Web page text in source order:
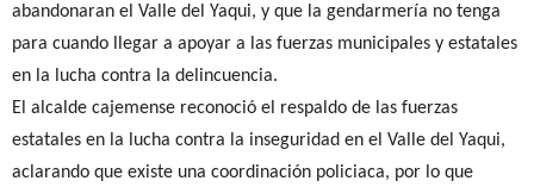
abandonaran el Valle del Yaqui, y que la gendarmería no tenga
para cuando llegar a apoyar a las fuerzas municipales y estatales
en la lucha contra la delincuencia.
El alcalde cajemense reconoció el respaldo de las fuerzas
estatales en la lucha contra la inseguridad en el Valle del Yaqui,
aclarando que existe una coordinación policiaca, por lo que